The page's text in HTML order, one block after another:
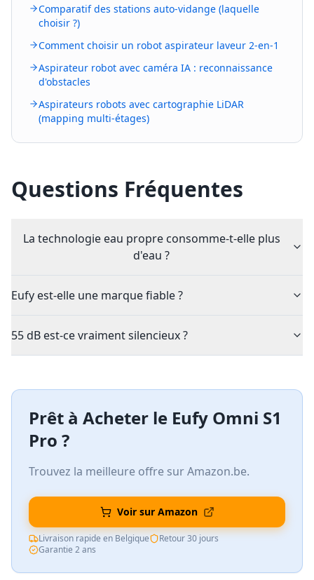
Comparatif des stations auto-vidange (laquelle
choisir ?)
Comment choisir un robot aspirateur laveur 2-en-1
Aspirateur robot avec caméra IA : reconnaissance
d'obstacles
Aspirateurs robots avec cartographie LiDAR
(mapping multi-étages)
Questions Fréquentes
La technologie eau propre consomme-t-elle plus
d'eau ?
Eufy est-elle une marque fiable ?
55 dB est-ce vraiment silencieux ?
Prêt à Acheter le Eufy Omni S1
Pro ?
Trouvez la meilleure offre sur Amazon.be.
Voir sur Amazon
Livraison rapide en Belgique
Retour 30 jours
Garantie 2 ans